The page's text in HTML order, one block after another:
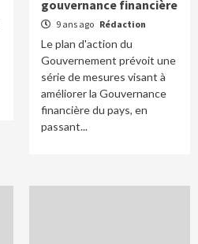
gouvernance financière
9 ans ago Rédaction
Le plan d'action du
Gouvernement prévoit une
série de mesures visant à
améliorer la Gouvernance
financière du pays, en
passant...